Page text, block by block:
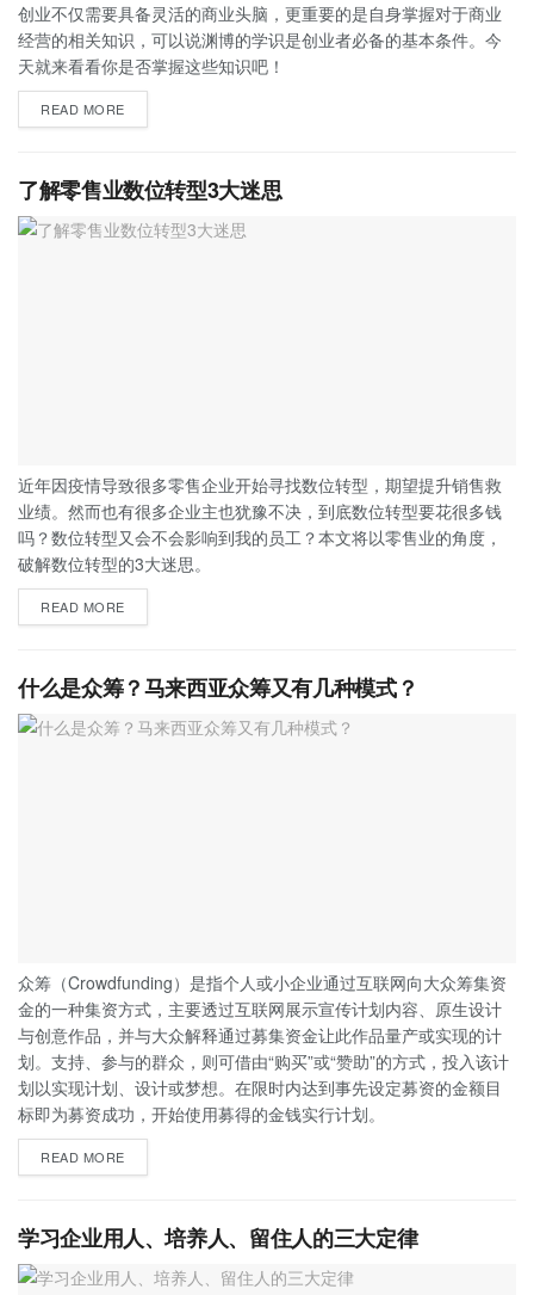
创业不仅需要具备灵活的商业头脑，更重要的是自身掌握对于商业
经营的相关知识，可以说渊博的学识是创业者必备的基本条件。今
天就来看看你是否掌握这些知识吧！
READ MORE
了解零售业数位转型3大迷思
近年因疫情导致很多零售企业开始寻找数位转型，期望提升销售救
业绩。然而也有很多企业主也犹豫不决，到底数位转型要花很多钱
吗？数位转型又会不会影响到我的员工？本文将以零售业的角度，
破解数位转型的3大迷思。
READ MORE
什么是众筹？马来西亚众筹又有几种模式？
众筹（Crowdfunding）是指个人或小企业通过互联网向大众筹集资
金的一种集资方式，主要透过互联网展示宣传计划内容、原生设计
与创意作品，并与大众解释通过募集资金让此作品量产或实现的计
划。支持、参与的群众，则可借由“购买”或“赞助”的方式，投入该计
划以实现计划、设计或梦想。在限时内达到事先设定募资的金额目
标即为募资成功，开始使用募得的金钱实行计划。
READ MORE
学习企业用人、培养人、留住人的三大定律